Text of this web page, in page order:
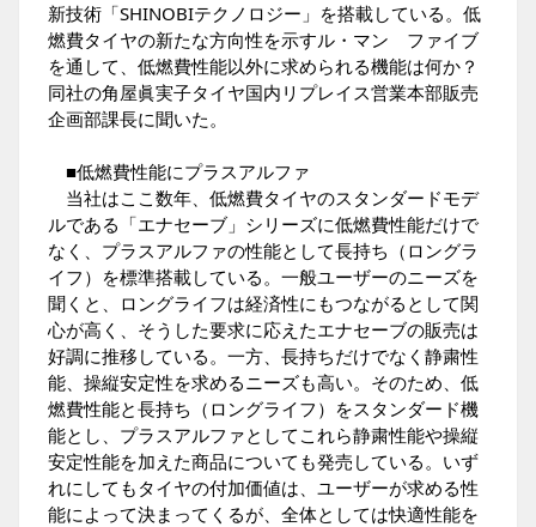
新技術「SHINOBIテクノロジー」を搭載している。低
燃費タイヤの新たな方向性を示すル・マン ファイブ
を通して、低燃費性能以外に求められる機能は何か？
同社の角屋眞実子タイヤ国内リプレイス営業本部販売
企画部課長に聞いた。
■低燃費性能にプラスアルファ
当社はここ数年、低燃費タイヤのスタンダードモデ
ルである「エナセーブ」シリーズに低燃費性能だけで
なく、プラスアルファの性能として長持ち（ロングラ
イフ）を標準搭載している。一般ユーザーのニーズを
聞くと、ロングライフは経済性にもつながるとして関
心が高く、そうした要求に応えたエナセーブの販売は
好調に推移している。一方、長持ちだけでなく静粛性
能、操縦安定性を求めるニーズも高い。そのため、低
燃費性能と長持ち（ロングライフ）をスタンダード機
能とし、プラスアルファとしてこれら静粛性能や操縦
安定性能を加えた商品についても発売している。いず
れにしてもタイヤの付加価値は、ユーザーが求める性
能によって決まってくるが、全体としては快適性能を